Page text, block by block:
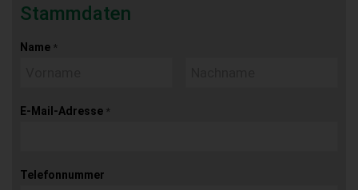
Stammdaten
Name *
E-Mail-Adresse *
Telefonnummer